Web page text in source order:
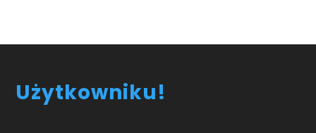
Użytkowniku!